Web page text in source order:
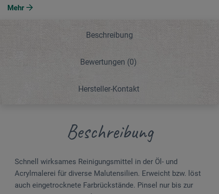
Mehr
Beschreibung
Bewertungen (0)
Hersteller-Kontakt
Beschreibung
Schnell wirksames Reinigungsmittel in der Öl- und
Acrylmalerei für diverse Malutensilien. Erweicht bzw. löst
auch eingetrocknete Farbrückstände. Pinsel nur bis zur